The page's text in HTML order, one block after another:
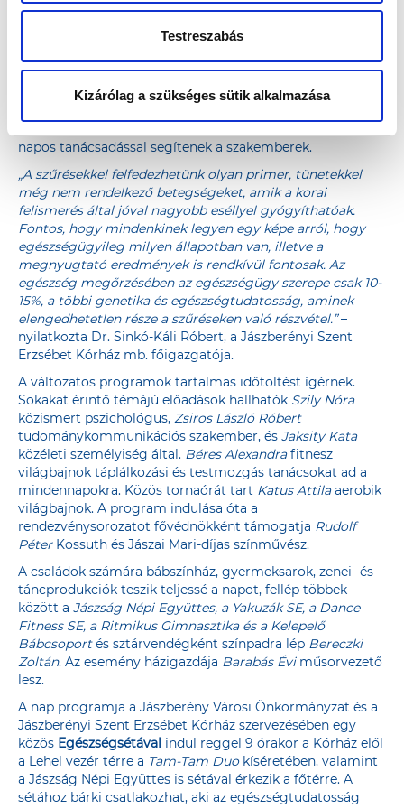
Testreszabás
Kizárólag a szükséges sütik alkalmazása
tanácsadások vehetők igénybe nőgyógyászati témákban
(fogamzásgátlás, változókor, kismama-tanácsadás, mell-
önvizsgálat), memóriazavarok, szorongás és depresszióval
kapcsolatos kérdésekben, vagy akár gyógyszerészi, illetve
napos tanácsadással segítenek a szakemberek.
„A szűrésekkel felfedezhetünk olyan primer, tünetekkel
még nem rendelkező betegségeket, amik a korai
felismerés által jóval nagyobb eséllyel gyógyíthatóak.
Fontos, hogy mindenkinek legyen egy képe arról, hogy
egészségügyileg milyen állapotban van, illetve a
megnyugtató eredmények is rendkívül fontosak. Az
egészség megőrzésében az egészségügy szerepe csak 10-
15%, a többi genetika és egészségtudatosság, aminek
elengedhetetlen része a szűréseken való részvétel.”–
nyilatkozta Dr. Sinkó-Káli Róbert, a Jászberényi Szent
Erzsébet Kórház mb. főigazgatója.
A változatos programok tartalmas időtöltést ígérnek.
Sokakat érintő témájú előadások hallhatók Szily Nóra
közismert pszichológus, Zsiros László Róbert
tudománykommunikációs szakember, és Jaksity Kata
közéleti személyiség által. Béres Alexandrafitnesz
világbajnok táplálkozási és testmozgás tanácsokat ad a
mindennapokra. Közös tornaórát tart Katus Attilaaerobik
világbajnok. A program indulása óta a
rendezvénysorozatot fővédnökként támogatja Rudolf
PéterKossuth és Jászai Mari-díjas színművész.
A családok számára bábszínház, gyermeksarok, zenei- és
táncprodukciók teszik teljessé a napot, fellép többek
között a Jászság Népi Együttes, a Yakuzák SE, a Dance
Fitness SE, a Ritmikus Gimnasztika és a Kelepelő
Bábcsoportés sztárvendégként színpadra lép Bereczki
Zoltán. Az esemény házigazdája Barabás Évi műsorvezető
lesz.
A nap programja a Jászberény Városi Önkormányzat és a
Jászberényi Szent Erzsébet Kórház szervezésében egy
közös Egészségsétával indul reggel 9 órakor a Kórház elől
a Lehel vezér térre a Tam-Tam Duokíséretében, valamint
a Jászság Népi Együttes is sétával érkezik a főtérre. A
sétához bárki csatlakozhat, aki az egészségtudatosság